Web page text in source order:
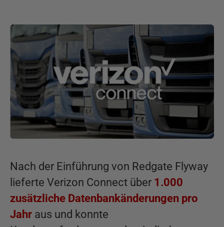
Nach der Einführung von Redgate Flyway
lieferte Verizon Connect über 1.000
zusätzliche Datenbankänderungen pro
Jahr aus und konnte